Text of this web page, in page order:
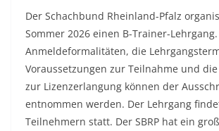
Der Schachbund Rheinland-Pfalz
Sommer 2026 einen B-Trainer-
Anmeldeformalitäten, die
Voraussetzungen zur Teilnahme und
zur Lizenzerlangung können der
entnommen werden. Der Lehrgang
Teilnehmern statt. Der SBRP hat ein